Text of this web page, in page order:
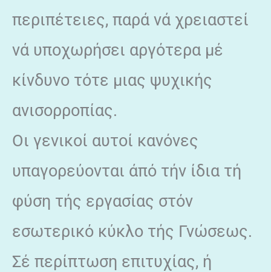
περιπέτειες, παρά νά χρειαστεί
νά υποχωρήσει αργότερα μέ
κίνδυνο τότε μιας ψυχικής
ανισορροπίας.
Οι γενικοί αυτοί κανόνες
υπαγορεύονται άπό τήν ίδια τή
φύση τής εργασίας στόν
εσωτερικό κύκλο τής Γνώσεως.
Σέ περίπτωση επιτυχίας, ή